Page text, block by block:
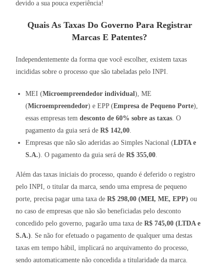
devido a sua pouca experiência!
Quais As Taxas Do Governo Para Registrar
Marcas E Patentes?
Independentemente da forma que você escolher, existem taxas
incididas sobre o processo que são tabeladas pelo INPI.
MEI (Microempreendedor individual), ME
(Microempreendedor) e EPP (Empresa de Pequeno Porte),
essas empresas temdesconto de 60% sobre as taxas . O
pagamento da guia será deR$ 142,00
Empresas que não são aderidas ao Simples Nacional (LDTA e
S.A.). O pagamento da guia será deR$ 355,00
Além das taxas iniciais do processo, quando é deferido o registro
pelo INPI, o titular da marca, sendo uma empresa de pequeno
porte, precisa pagar uma taxa deR$ 298,00 (MEI, ME, EPP) ou
no caso de empresas que não são beneficiadas pelo desconto
concedido pelo governo, pagarão uma taxa deR$ 745,00 (LTDA e
S.A.) . Se não for efetuado o pagamento de qualquer uma destas
taxas em tempo hábil, implicará no arquivamento do processo,
sendo automaticamente não concedida a titularidade da marca.